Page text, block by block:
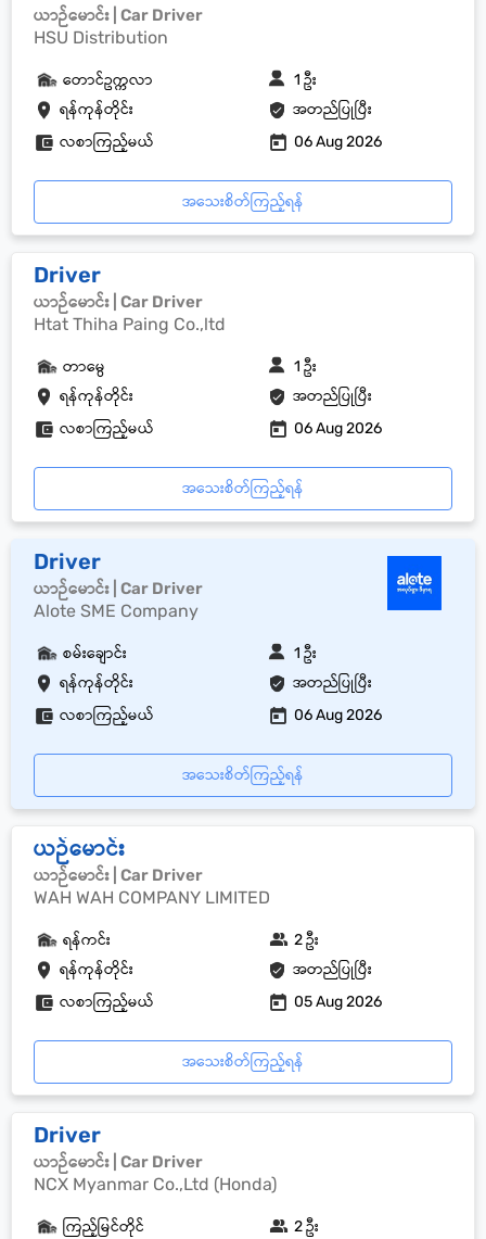
ယာဉ်မောင်း | Car Driver
HSU Distribution
ရန်ကုန်တိုင်း အတည်ပြုပြီး
တောင်ဥက္ကလာ 1 ဦး
လစာကြည့်မယ် 06 Aug 2026
အသေးစိတ်ကြည့်ရန်
Driver
ယာဉ်မောင်း | Car Driver
Htat Thiha Paing Co.,ltd
ရန်ကုန်တိုင်း အတည်ပြုပြီး
တာမွေ 1 ဦး
လစာကြည့်မယ် 06 Aug 2026
အသေးစိတ်ကြည့်ရန်
Driver
ယာဉ်မောင်း | Car Driver
Alote SME Company
ရန်ကုန်တိုင်း အတည်ပြုပြီး
စမ်းချောင်း 1 ဦး
လစာကြည့်မယ် 06 Aug 2026
အသေးစိတ်ကြည့်ရန်
ယဉ်မောင်း
ယာဉ်မောင်း | Car Driver
WAH WAH COMPANY LIMITED
ရန်ကုန်တိုင်း အတည်ပြုပြီး
ရန်ကင်း 2 ဦး
လစာကြည့်မယ် 05 Aug 2026
အသေးစိတ်ကြည့်ရန်
Driver
ယာဉ်မောင်း | Car Driver
NCX Myanmar Co.,Ltd (Honda)
ကြည့်မြင်တိုင် 2 ဦး